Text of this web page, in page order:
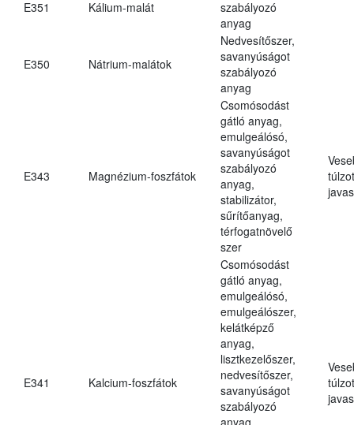
E351 Kálium-malát
szabályozó
anyag
E350 Nátrium-malátok
Nedvesítőszer,
savanyúságot
szabályozó
anyag
E343 Magnézium-foszfátok
Csomósodást
gátló anyag,
emulgeálósó,
savanyúságot
szabályozó
anyag,
stabilizátor,
sűrítőanyag,
térfogatnövelő
szer
E341 Kalcium-foszfátok
Csomósodást
gátló anyag,
emulgeálósó,
emulgeálószer,
kelátképző
anyag,
lisztkezelőszer,
nedvesítőszer,
savanyúságot
szabályozó
anyag,